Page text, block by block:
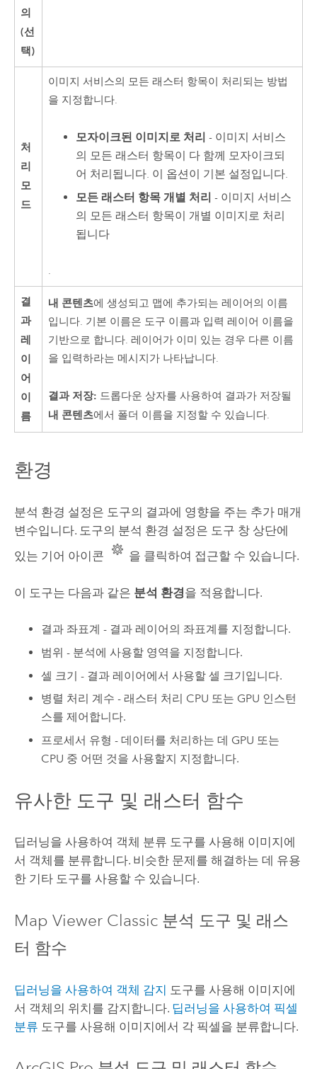
의
(선
택)
처
리
모
드
이미지 서비스의 모든 래스터 항목이 처리되는 방법
을 지정합니다.
모자이크된 이미지로 처리 - 이미지 서비스
의 모든 래스터 항목이 다 함께 모자이크되
어 처리됩니다. 이 옵션이 기본 설정입니다.
모든 래스터 항목 개별 처리 - 이미지 서비스
의 모든 래스터 항목이 개별 이미지로 처리
됩니다
.
결
과
레
이
어
이
름
내 콘텐츠에 생성되고 맵에 추가되는 레이어의 이름
입니다. 기본 이름은 도구 이름과 입력 레이어 이름을
기반으로 합니다. 레이어가 이미 있는 경우 다른 이름
을 입력하라는 메시지가 나타납니다.
결과 저장: 드롭다운 상자를 사용하여 결과가 저장될
내 콘텐츠에서 폴더 이름을 지정할 수 있습니다.
환경
분석 환경 설정은 도구의 결과에 영향을 주는 추가 매개
변수입니다. 도구의 분석 환경 설정은 도구 창 상단에
있는 기어 아이콘
을 클릭하여 접근할 수 있습니다.
이 도구는 다음과 같은 분석 환경을 적용합니다.
결과 좌표계 - 결과 레이어의 좌표계를 지정합니다.
범위 - 분석에 사용할 영역을 지정합니다.
셀 크기 - 결과 레이어에서 사용할 셀 크기입니다.
병렬 처리 계수 - 래스터 처리 CPU 또는 GPU 인스턴
스를 제어합니다.
프로세서 유형 - 데이터를 처리하는 데 GPU 또는
CPU 중 어떤 것을 사용할지 지정합니다.
유사한 도구 및 래스터 함수
딥러닝을 사용하여 객체 분류 도구를 사용해 이미지에
서 객체를 분류합니다. 비슷한 문제를 해결하는 데 유용
한 기타 도구를 사용할 수 있습니다.
Map Viewer Classic분석 도구 및 래스
터 함수
딥러닝을 사용하여 객체 감지 도구를 사용해 이미지에
서 객체의 위치를 감지합니다. 딥러닝을 사용하여 픽셀
분류 도구를 사용해 이미지에서 각 픽셀을 분류합니다.